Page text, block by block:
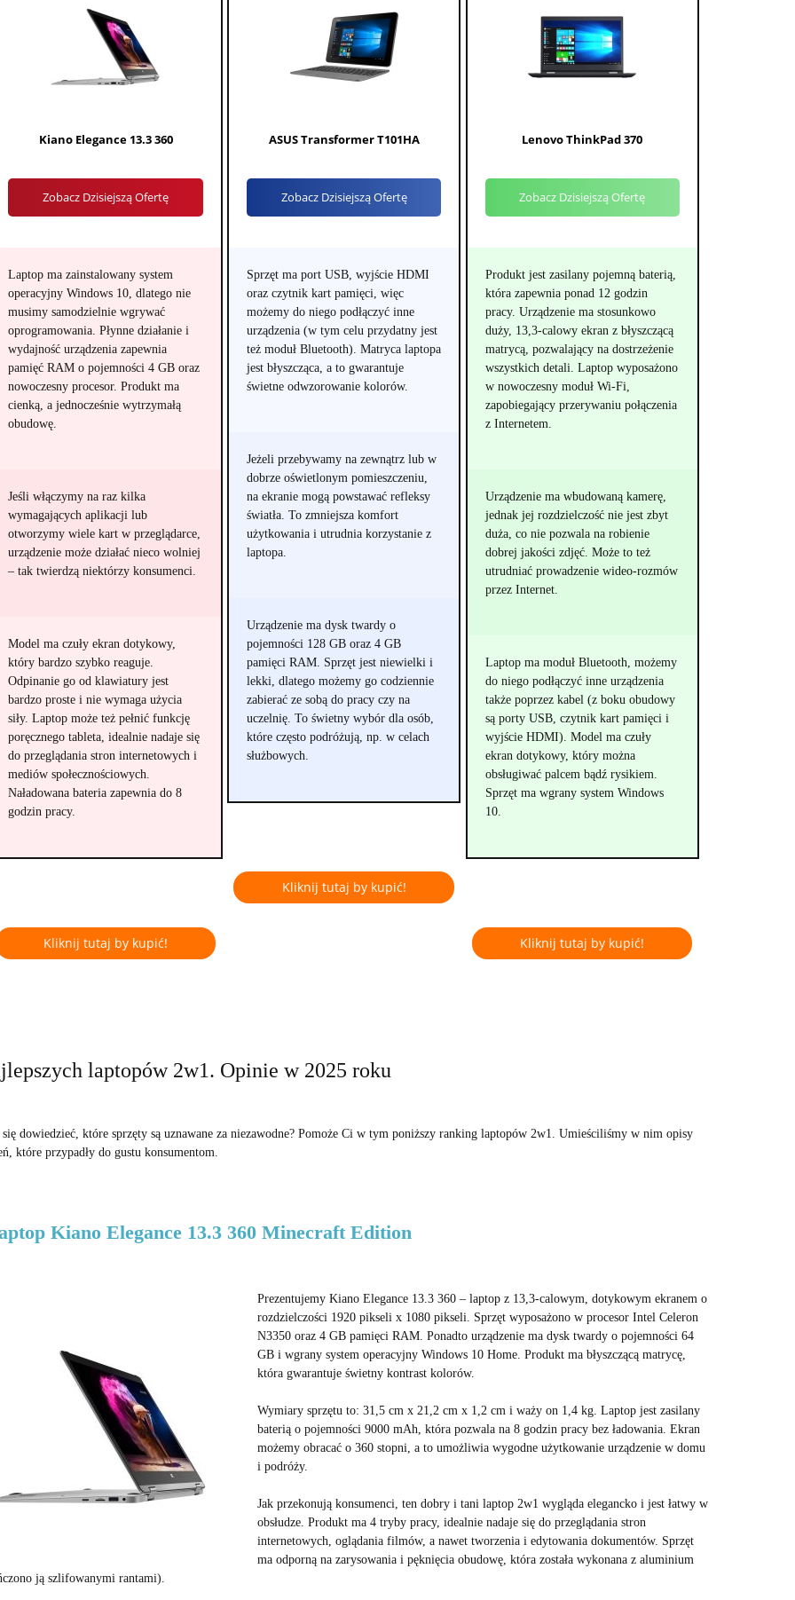
Kiano Elegance 13.3 360
Zobacz Dzisiejszą Ofertę
Laptop ma zainstalowany system
operacyjny Windows 10, dlatego nie
musimy samodzielnie wgrywać
oprogramowania. Płynne działanie i
wydajność urządzenia zapewnia
pamięć RAM o pojemności 4 GB oraz
nowoczesny procesor. Produkt ma
cienką, a jednocześnie wytrzymałą
obudowę.
Jeśli włączymy na raz kilka
wymagających aplikacji lub
otworzymy wiele kart w przeglądarce,
urządzenie może działać nieco wolniej
– tak twierdzą niektórzy konsumenci.
Model ma czuły ekran dotykowy,
który bardzo szybko reaguje.
Odpinanie go od klawiatury jest
bardzo proste i nie wymaga użycia
siły. Laptop może też pełnić funkcję
poręcznego tableta, idealnie nadaje się
do przeglądania stron internetowych i
mediów społecznościowych.
Naładowana bateria zapewnia do 8
godzin pracy.
Kliknij tutaj by kupić!
ASUS Transformer T101HA
Zobacz Dzisiejszą Ofertę
Sprzęt ma port USB, wyjście HDMI
oraz czytnik kart pamięci, więc
możemy do niego podłączyć inne
urządzenia (w tym celu przydatny jest
też moduł Bluetooth). Matryca laptopa
jest błyszcząca, a to gwarantuje
świetne odwzorowanie kolorów.
Jeżeli przebywamy na zewnątrz lub w
dobrze oświetlonym pomieszczeniu,
na ekranie mogą powstawać refleksy
światła. To zmniejsza komfort
użytkowania i utrudnia korzystanie z
laptopa.
Urządzenie ma dysk twardy o
pojemności 128 GB oraz 4 GB
pamięci RAM. Sprzęt jest niewielki i
lekki, dlatego możemy go codziennie
zabierać ze sobą do pracy czy na
uczelnię. To świetny wybór dla osób,
które często podróżują, np. w celach
służbowych.
Kliknij tutaj by kupić!
Lenovo ThinkPad 370
Zobacz Dzisiejszą Ofertę
Produkt jest zasilany pojemną baterią,
która zapewnia ponad 12 godzin
pracy. Urządzenie ma stosunkowo
duży, 13,3-calowy ekran z błyszczącą
matrycą, pozwalający na dostrzeżenie
wszystkich detali. Laptop wyposażono
w nowoczesny moduł Wi-Fi,
zapobiegający przerywaniu połączenia
z Internetem.
Urządzenie ma wbudowaną kamerę,
jednak jej rozdzielczość nie jest zbyt
duża, co nie pozwala na robienie
dobrej jakości zdjęć. Może to też
utrudniać prowadzenie wideo-rozmów
przez Internet.
Laptop ma moduł Bluetooth, możemy
do niego podłączyć inne urządzenia
także poprzez kabel (z boku obudowy
są porty USB, czytnik kart pamięci i
wyjście HDMI). Model ma czuły
ekran dotykowy, który można
obsługiwać palcem bądź rysikiem.
Sprzęt ma wgrany system Windows
10.
Kliknij tutaj by kupić!
laptopów 2w1. Opinie w 2025 roku
się dowiedzieć, które sprzęty są uznawane za niezawodne? Pomoże Ci w tym poniższy ranking laptopów 2w1. Umieściliśmy w nim opisy
które przypadły do gustu konsumentom.
Kiano Elegance 13.3 360 Minecraft Edition
Prezentujemy Kiano Elegance 13.3 360 – laptop z 13,3-calowym, dotykowym ekranem o
rozdzielczości 1920 pikseli x 1080 pikseli. Sprzęt wyposażono w procesor Intel Celeron
N3350 oraz 4 GB pamięci RAM. Ponadto urządzenie ma dysk twardy o pojemności 64
GB i wgrany system operacyjny Windows 10 Home. Produkt ma błyszczącą matrycę,
która gwarantuje świetny kontrast kolorów.
Wymiary sprzętu to: 31,5 cm x 21,2 cm x 1,2 cm i waży on 1,4 kg. Laptop jest zasilany
baterią o pojemności 9000 mAh, która pozwala na 8 godzin pracy bez ładowania. Ekran
możemy obracać o 360 stopni, a to umożliwia wygodne użytkowanie urządzenie w domu
i podróży.
Jak przekonują konsumenci, ten dobry i tani laptop 2w1 wygląda elegancko i jest łatwy w
obsłudze. Produkt ma 4 tryby pracy, idealnie nadaje się do przeglądania stron
internetowych, oglądania filmów, a nawet tworzenia i edytowania dokumentów. Sprzęt
ma odporną na zarysowania i pęknięcia obudowę, która została wykonana z aluminium
ją szlifowanymi rantami).